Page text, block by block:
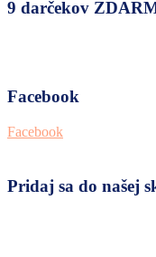
9 darčekov
Facebook
Facebook
Pridaj sa do našej